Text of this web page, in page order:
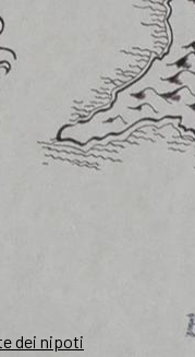
dei nipoti